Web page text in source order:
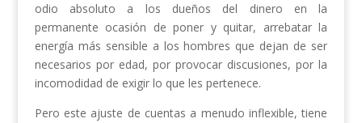
odio absoluto a los dueños del dinero en la
permanente ocasión de poner y quitar, arrebatar la
energía más sensible a los hombres que dejan de ser
necesarios por edad, por provocar discusiones, por la
incomodidad de exigir lo que les pertenece.
Pero este ajuste de cuentas a menudo inflexible, tiene